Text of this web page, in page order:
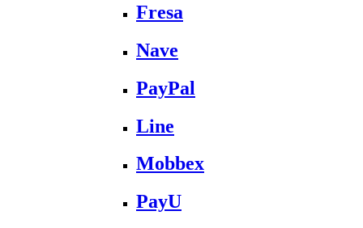
Fresa
Nave
PayPal
Line
Mobbex
PayU